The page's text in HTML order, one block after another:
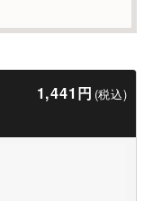
1,441円 (税込)